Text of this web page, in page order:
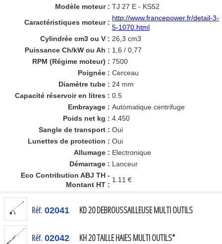
Modèle moteur : TJ 27 E - KS52
Caractéristiques moteur :
http://www.francepower.fr/detail-3-
5-1070.html
Cylindrée cm3 ou V : 26,3 cm3
Puissance Ch/kW ou Ah : 1,6 / 0,77
RPM (Régime moteur) : 7500
Poignée : Cerceau
Diamètre tube : 24 mm
Capacité réservoir en litres : 0.5
Embrayage : Automatique centrifuge
Poids net kg : 4.450
Sangle de transport : Oui
Lunettes de protection : Oui
Allumage : Electronique
Démarrage : Lanceur
Eco Contribution ABJ TH -
Montant HT :
1.11 €
Réf. 02041 KD 20 DEBROUSSAILLEUSE MULTI OUTILS
Réf. 02042 KH 20 TAILLE HAIES MULTI OUTILS*